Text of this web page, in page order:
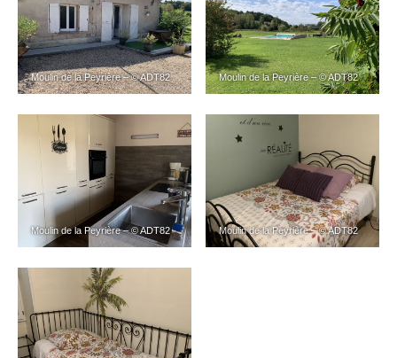
Moulin de la Peyrière – © ADT82 Moulin de la Peyrière – © ADT82
Moulin de la Peyrière – © ADT82 Moulin de la Peyrière – © ADT82